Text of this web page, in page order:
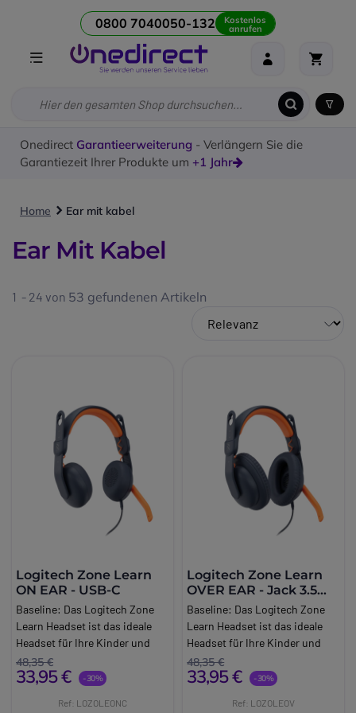
0800 7040050-132 Kostenlos
anrufen
Onedirect Garantieerweiterung - Verlängern Sie die
Garantiezeit Ihrer Produkte um +1 Jahr
Home Ear mit kabel
Ear Mit Kabel
1 - 24 von 53 gefundenen Artikeln
Logitech Zone Learn
ON EAR - USB-C
Baseline: Das Logitech Zone
Learn Headset ist das ideale
Headset für Ihre Kinder und
garantiert einen hohen
Tragekomfort!
Long_description:
48,35 €
33,95 € -30%
Ref: LOZOLEONC
Logitech Zone Learn
OVER EAR - Jack 3.5
mm
Baseline: Das Logitech Zone
Learn Headset ist das ideale
Headset für Ihre Kinder und
garantiert einen hohen
Tragekomfort!
Long_description:
48,35 €
33,95 € -30%
Ref: LOZOLEOV